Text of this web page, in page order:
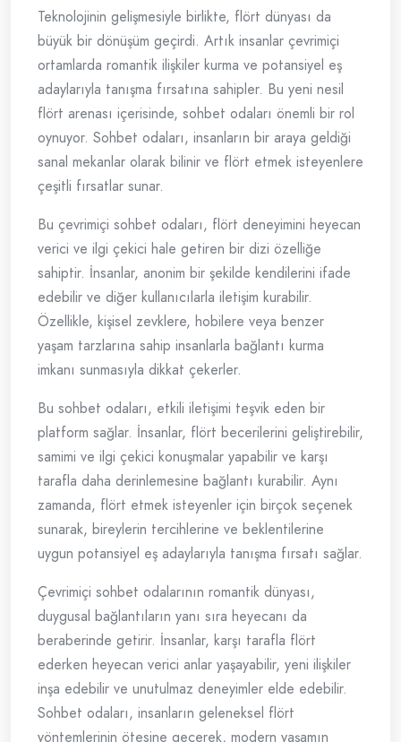
Teknolojinin gelişmesiyle birlikte, flört dünyası da
büyük bir dönüşüm geçirdi. Artık insanlar çevrimiçi
ortamlarda romantik ilişkiler kurma ve potansiyel eş
adaylarıyla tanışma fırsatına sahipler. Bu yeni nesil
flört arenası içerisinde, sohbet odaları önemli bir rol
oynuyor. Sohbet odaları, insanların bir araya geldiği
sanal mekanlar olarak bilinir ve flört etmek isteyenlere
çeşitli fırsatlar sunar.
Bu çevrimiçi sohbet odaları, flört deneyimini heyecan
verici ve ilgi çekici hale getiren bir dizi özelliğe
sahiptir. İnsanlar, anonim bir şekilde kendilerini ifade
edebilir ve diğer kullanıcılarla iletişim kurabilir.
Özellikle, kişisel zevklere, hobilere veya benzer
yaşam tarzlarına sahip insanlarla bağlantı kurma
imkanı sunmasıyla dikkat çekerler.
Bu sohbet odaları, etkili iletişimi teşvik eden bir
platform sağlar. İnsanlar, flört becerilerini geliştirebilir,
samimi ve ilgi çekici konuşmalar yapabilir ve karşı
tarafla daha derinlemesine bağlantı kurabilir. Aynı
zamanda, flört etmek isteyenler için birçok seçenek
sunarak, bireylerin tercihlerine ve beklentilerine
uygun potansiyel eş adaylarıyla tanışma fırsatı sağlar.
Çevrimiçi sohbet odalarının romantik dünyası,
duygusal bağlantıların yanı sıra heyecanı da
beraberinde getirir. İnsanlar, karşı tarafla flört
ederken heyecan verici anlar yaşayabilir, yeni ilişkiler
inşa edebilir ve unutulmaz deneyimler elde edebilir.
Sohbet odaları, insanların geleneksel flört
yöntemlerinin ötesine geçerek, modern yaşamın